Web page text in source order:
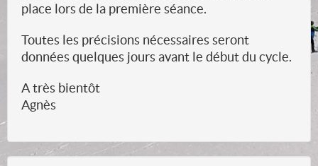
place lors de la première séance.
Toutes les précisions nécessaires seront
données quelques jours avant le début du cycle.
A très bientôt
Agnès